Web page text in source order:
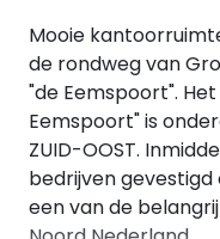
Mooie
de rondweg van
"de Eemspoort".
Eemspoort" is
ZUID-OOST.
bedrijven
een van de